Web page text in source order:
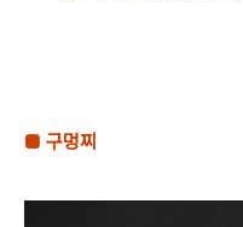
■ 구멍찌